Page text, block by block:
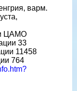
варм.
ЦАМО
33
11458
764